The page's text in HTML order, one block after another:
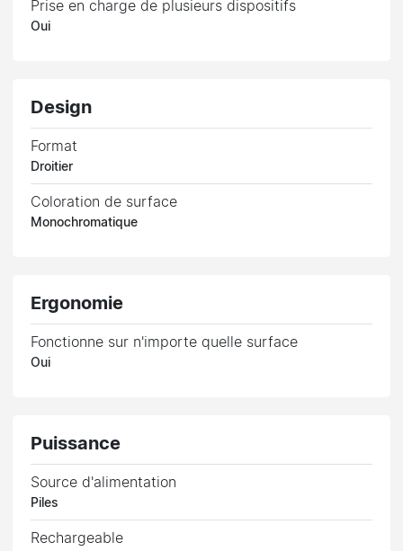
Prise en charge de plusieurs dispositifs
Oui
Design
Format
Droitier
Coloration de surface
Monochromatique
Ergonomie
Fonctionne sur n'importe quelle surface
Oui
Puissance
Source d'alimentation
Piles
Rechargeable